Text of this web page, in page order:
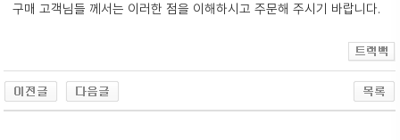
구매 고객님들 께서는 이러한 점을 이해하시고 주문해 주시기 바랍니다.